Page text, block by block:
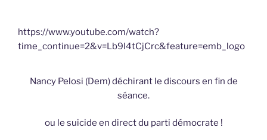
https://www.youtube.com/watch?
time_continue=2&v=Lb9I4tCjCrc&feature=emb_logo
Nancy Pelosi (Dem) déchirant le discours en fin de
séance.
ou le suicide en direct du parti démocrate !